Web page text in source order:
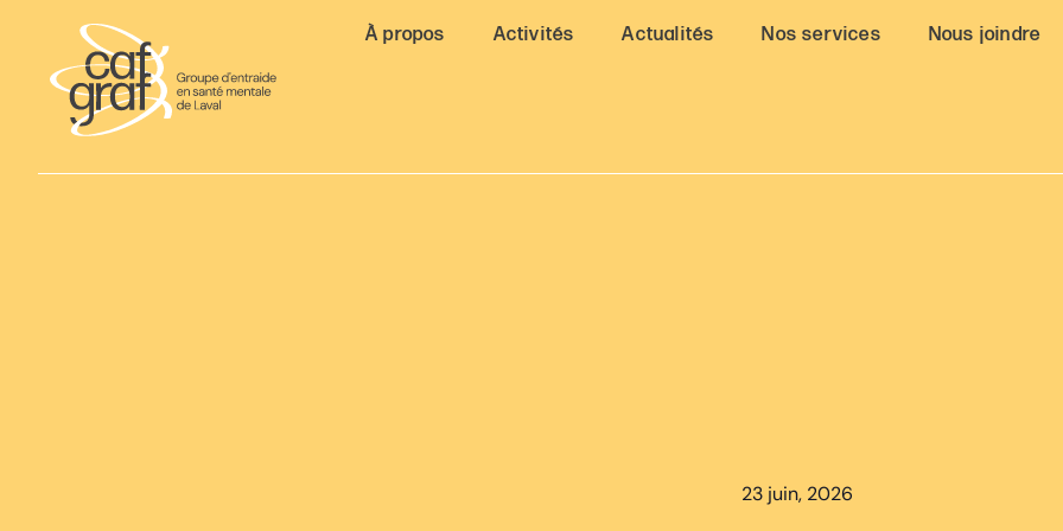
À propos Activités Actualités Nos services Nous joindre
23 juin, 2026